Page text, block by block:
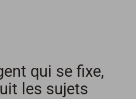
qui se fixe,
les sujets